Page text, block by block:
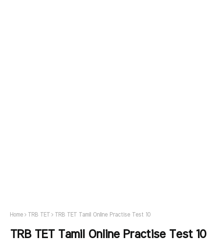
Home TRB TET TRB TET Tamil Online Practise Test 10
TRB TET Tamil Online Practise Test 10